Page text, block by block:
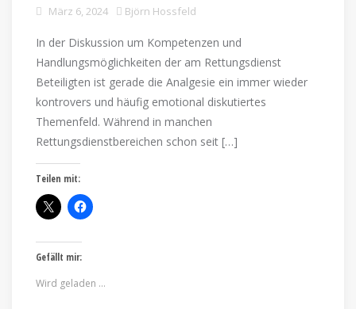
März 6, 2024 Björn Hossfeld
In der Diskussion um Kompetenzen und
Handlungsmöglichkeiten der am Rettungsdienst
Beteiligten ist gerade die Analgesie ein immer wieder
kontrovers und häufig emotional diskutiertes
Themenfeld. Während in manchen
Rettungsdienstbereichen schon seit […]
Teilen mit:
Gefällt mir:
Wird geladen …